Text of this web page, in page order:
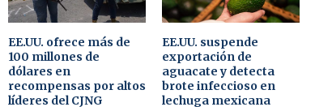
EE.UU. ofrece más de
100 millones de
dólares en
recompensas por altos
líderes del CJNG
EE.UU. suspende
exportación de
aguacate y detecta
brote infeccioso en
lechuga mexicana